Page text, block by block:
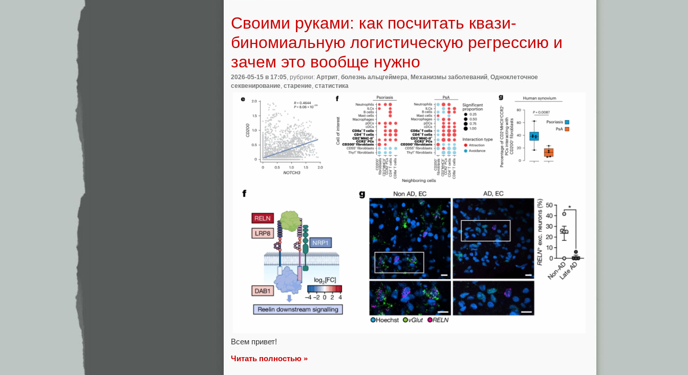
Своими руками: как посчитать квази-
биномиальную логистическую регрессию и
зачем это вообще нужно
2026-05-15 в 17:05, рубрики: Артрит, болезнь альцгеймера, Механизмы заболеваний, Одноклеточное
секвенирование, старение, статистика
Всем привет!
Читать полностью »